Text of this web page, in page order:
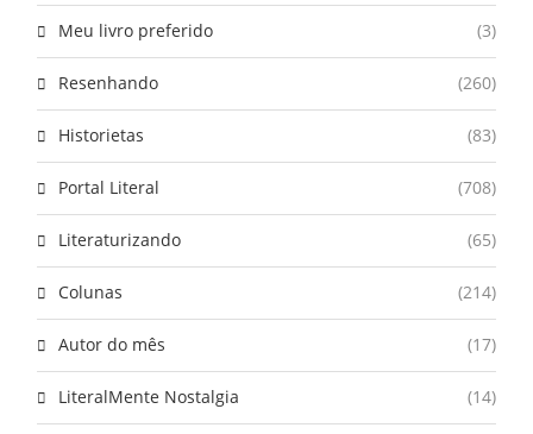
Meu livro preferido (3)
Resenhando (260)
Historietas (83)
Portal Literal (708)
Literaturizando (65)
Colunas (214)
Autor do mês (17)
LiteralMente Nostalgia (14)